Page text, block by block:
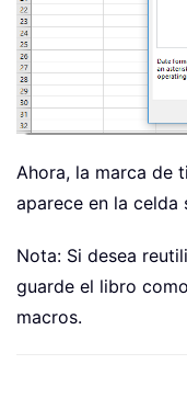
Ahora, la marca de
aparece en la celda
Nota: Si desea
guarde el libro
macros.